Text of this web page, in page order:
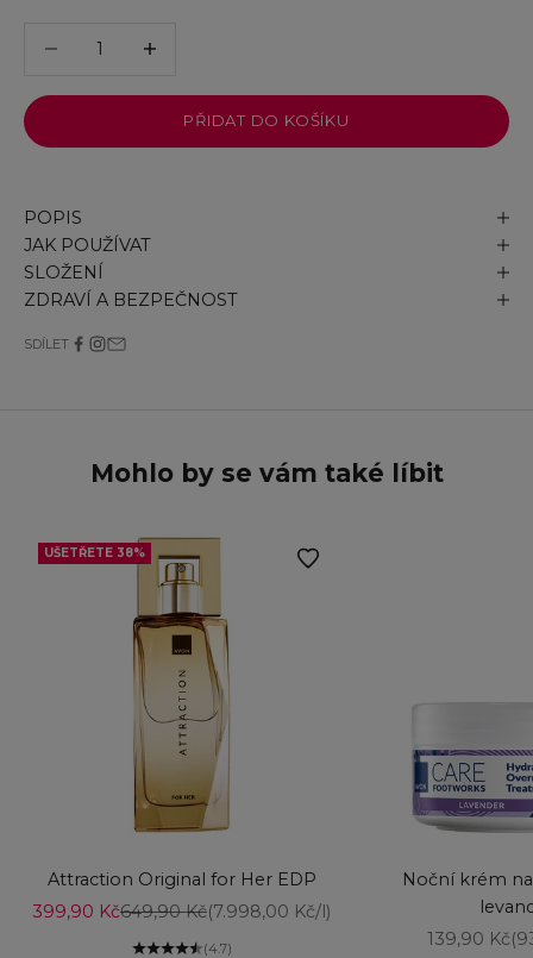
PŘIDAT DO KOŠÍKU
POPIS
JAK POUŽÍVAT
SLOŽENÍ
ZDRAVÍ A BEZPEČNOST
SDÍLET
Mohlo by se vám také líbit
UŠETŘETE 38%
Attraction Original for Her EDP
Prodejní cena
399,90 KčBěžná cena
649,90 Kč(7.998,00 Kč/l)
(4.7)
Noční krém
Prodejní
139,90 Kč